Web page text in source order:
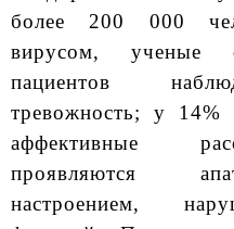
более 200 000
вирусом, ученые
пациентов
тревожность; у 14%
аффективные
проявляются
настроением,